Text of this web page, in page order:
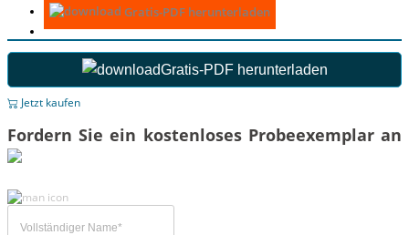
Gratis-PDF herunterladen
Gratis-PDF herunterladen
Jetzt kaufen
Fordern Sie ein kostenloses Probeexemplar an